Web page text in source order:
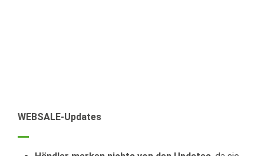
WEBSALE-Updates